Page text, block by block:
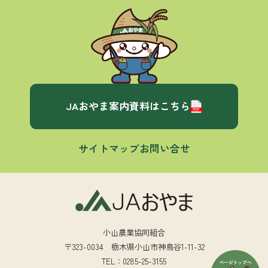
JAおやま案内資料はこちら
サイトマップお問い合せ
小山農業協同組合
〒323-0034 栃木県小山市神鳥谷1-11-32
TEL：0285-25-3155